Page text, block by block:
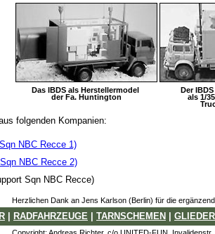
Das IBDS als Herstellermodel
der Fa. Huntington
Der
als 1/
folgenden Kompanien:
NBC Recce 1)
NBC Recce 2)
Sqn NBC Recce)
Herzlichen Dank an Jens Karlson (Berlin) für die
RADFAHRZEUGE TARNSCHEMEN